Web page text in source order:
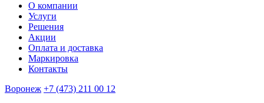
О компании
Услуги
Решения
Акции
Оплата и доставка
Маркировка
Контакты
Воронеж +7 (473) 211 00 12